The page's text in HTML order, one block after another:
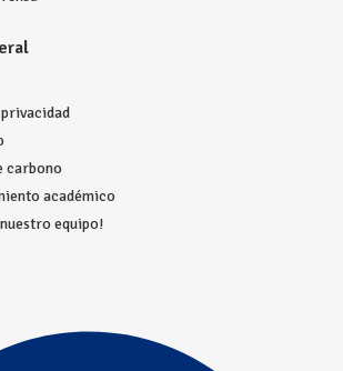
carbono
académico
nuestro equipo!